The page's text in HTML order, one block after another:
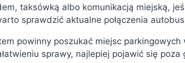
taksówką albo komunikacją miejską,
sprawdzić aktualne połączenia
powinny poszukać miejsc
sprawy, najlepiej pojawić się